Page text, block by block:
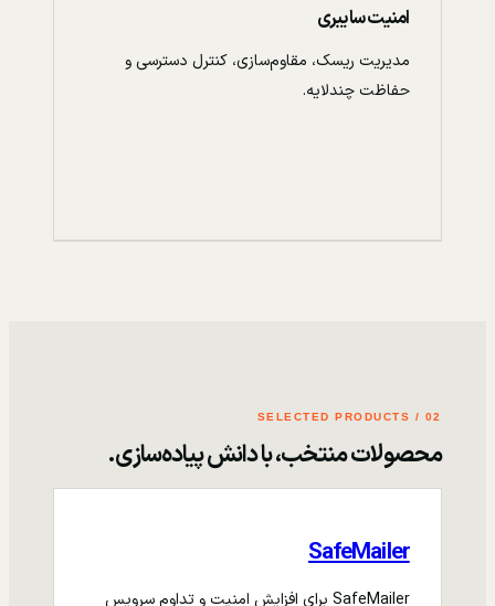
امنیت سایبری
مدیریت ریسک، مقاوم‌سازی، کنترل دسترسی و
حفاظت چندلایه.
02 / SELECTED PRODUCTS
محصولات منتخب، با دانش پیاده‌سازی.
SafeMailer
SafeMailer برای افزایش امنیت و تداوم سرویس